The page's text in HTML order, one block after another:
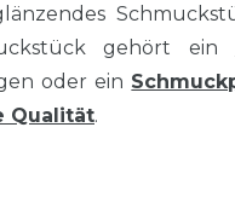
gehört ein
oder ein
Qualität.